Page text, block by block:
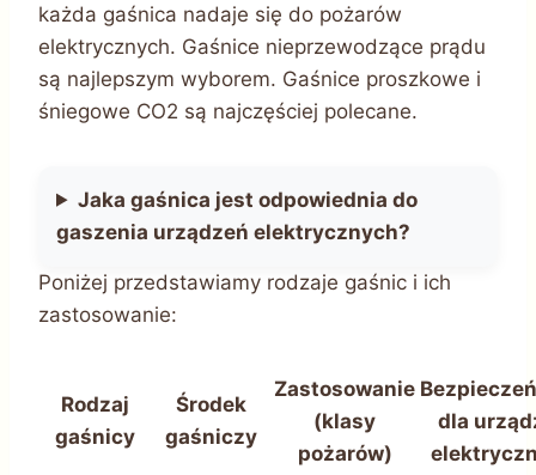
każda gaśnica nadaje się do pożarów
elektrycznych. Gaśnice nieprzewodzące prądu
są najlepszym wyborem. Gaśnice proszkowe i
śniegowe CO2 są najczęściej polecane.
Jaka gaśnica jest odpowiednia do
gaszenia urządzeń elektrycznych?
Poniżej przedstawiamy rodzaje gaśnic i ich
zastosowanie:
Rodzaj
gaśnicy
Środek
gaśniczy
Zastosowanie
(klasy
pożarów)
dla